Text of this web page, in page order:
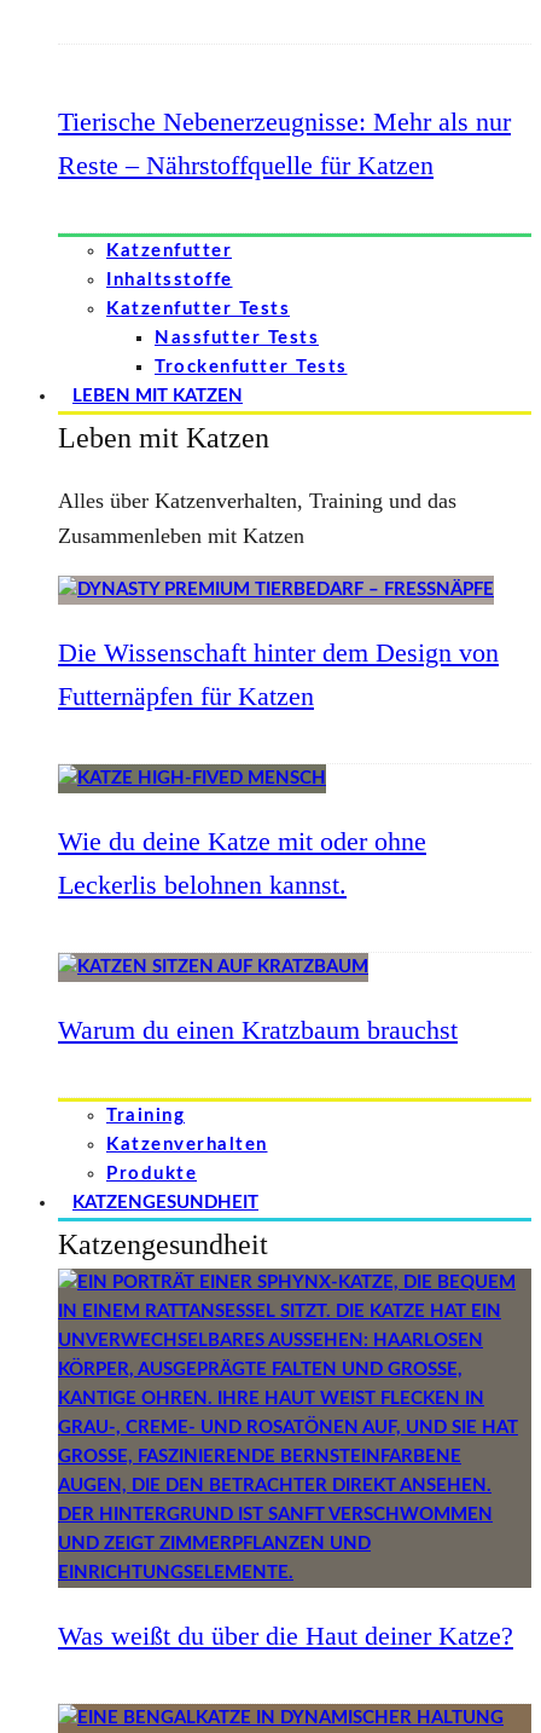
Tierische Nebenerzeugnisse: Mehr als nur
Reste – Nährstoffquelle für Katzen
Katzenfutter
Inhaltsstoffe
Katzenfutter Tests
Nassfutter Tests
Trockenfutter Tests
LEBEN MIT KATZEN
Leben mit Katzen
Alles über Katzenverhalten, Training und das
Zusammenleben mit Katzen
Die Wissenschaft hinter dem Design von
Futternäpfen für Katzen
Wie du deine Katze mit oder ohne
Leckerlis belohnen kannst.
Warum du einen Kratzbaum brauchst
Training
Katzenverhalten
Produkte
KATZENGESUNDHEIT
Katzengesundheit
Was weißt du über die Haut deiner Katze?